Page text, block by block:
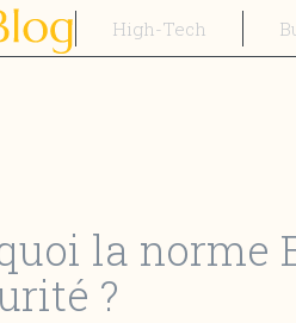
High-Tech
la norme
?